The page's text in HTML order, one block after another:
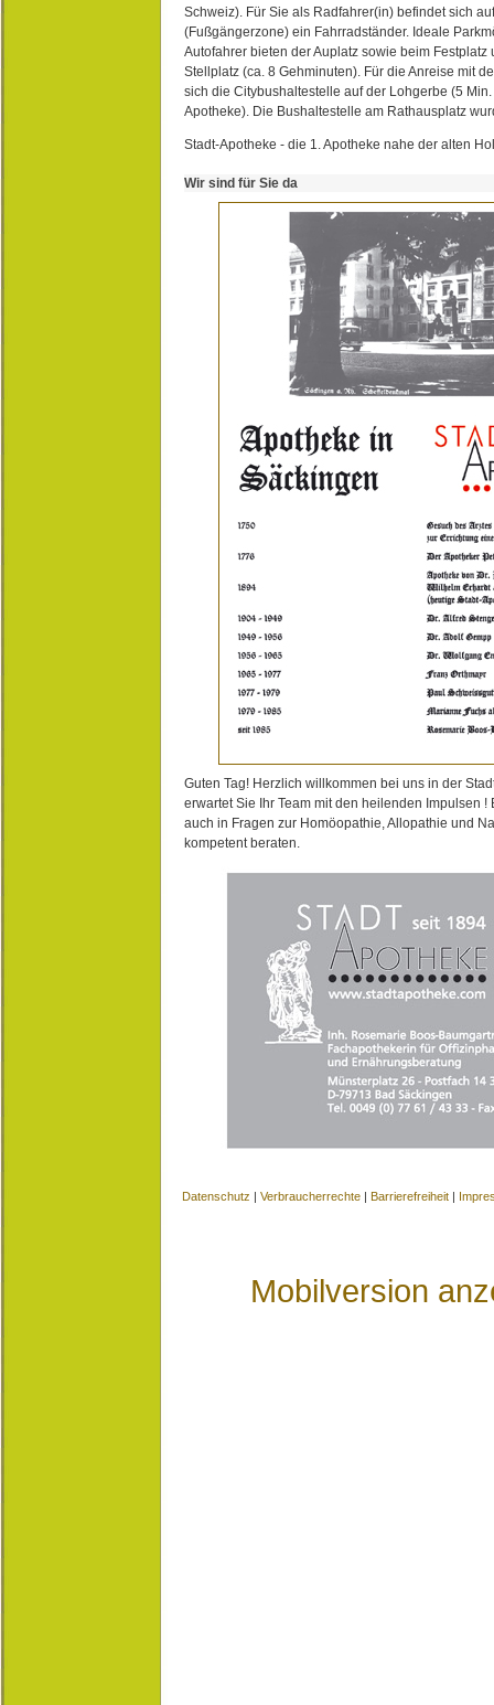
Schweiz). Für Sie als Radfahrer(in) befindet sich
(Fußgängerzone) ein Fahrradständer. Ideale
Autofahrer bieten der Auplatz sowie beim Festplatz
Stellplatz (ca. 8 Gehminuten). Für die Anreise mit
sich die Citybushaltestelle auf der Lohgerbe (5
Apotheke). Die Bushaltestelle am Rathausplatz
Stadt-Apotheke - die 1. Apotheke nahe der alten
Wir sind für Sie da
Guten Tag! Herzlich willkommen bei uns in der
erwartet Sie Ihr Team mit den heilenden Impulsen !
auch in Fragen zur Homöopathie, Allopathie und
kompetent beraten.
Datenschutz | Verbraucherrechte | Barrierefreiheit |
Mobilversion